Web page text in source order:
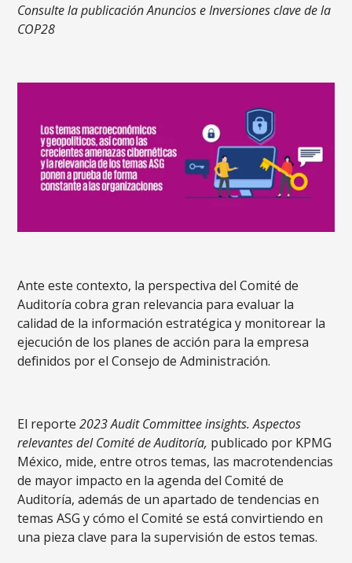
Consulte la publicación Anuncios e Inversiones clave de la
COP28
Ante este contexto, la perspectiva del Comité de
Auditoría cobra gran relevancia para evaluar la
calidad de la información estratégica y monitorear la
ejecución de los planes de acción para la empresa
definidos por el Consejo de Administración.
El reporte2023 Audit Committee insights.Aspectos
relevantes del Comité de Auditoría, publicado por KPMG
México, mide, entre otros temas, las macrotendencias
de mayor impacto en la agenda del Comité de
Auditoría, además de un apartado de tendencias en
temas ASG y cómo el Comité se está convirtiendo en
una pieza clave para la supervisión de estos temas.